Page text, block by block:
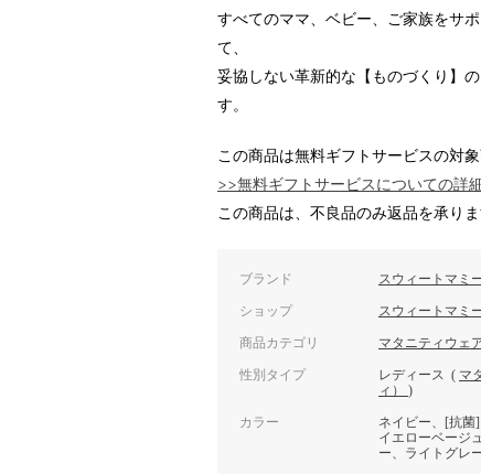
すべてのママ、ベビー、ご家族をサ
て、
妥協しない革新的な【ものづくり】
す。
この商品は無料ギフトサービスの対
>>無料ギフトサービスについての詳
この商品は、不良品のみ返品を承り
ブランド スウィートマミ
ショップ スウィートマミ
商品カテゴリ マタニティウェ
性別タイプ レディース ( マ
ィ）
)
カラー
ネイビー、[抗菌
イエローベージ
ー、ライトグレ